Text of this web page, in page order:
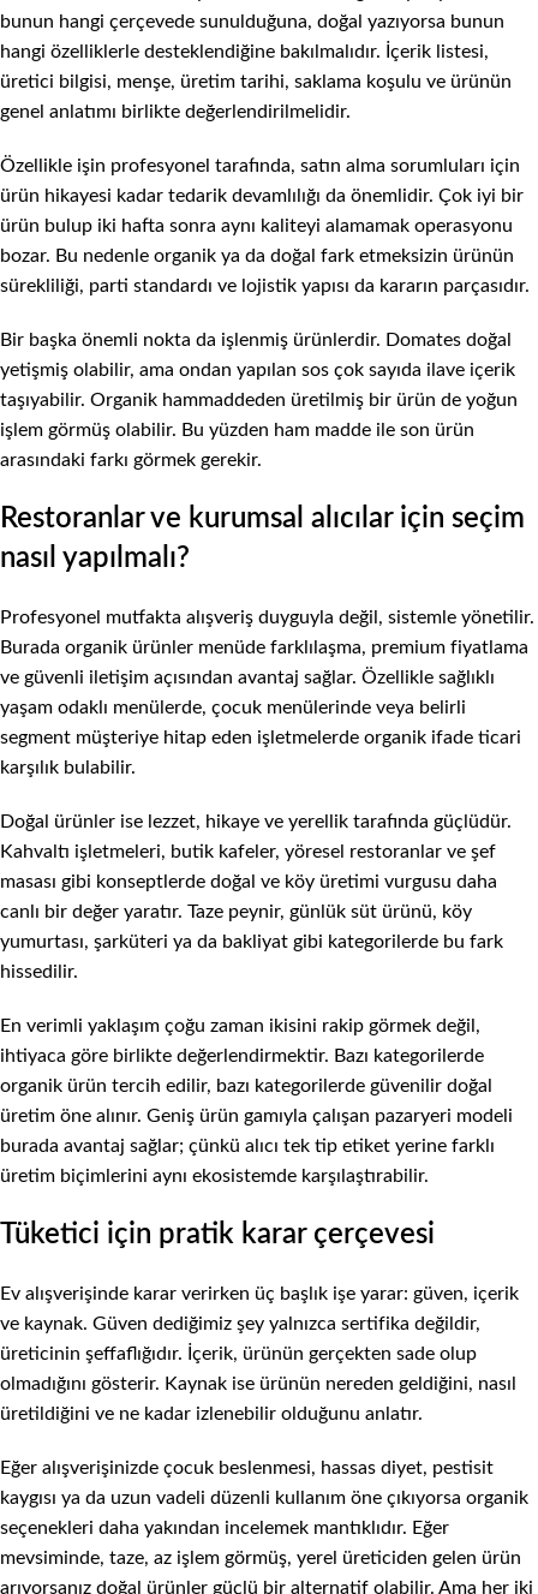
bunun hangi çerçevede sunulduğuna, doğal yazıyorsa bunun
hangi özelliklerle desteklendiğine bakılmalıdır. İçerik listesi,
üretici bilgisi, menşe, üretim tarihi, saklama koşulu ve ürünün
genel anlatımı birlikte değerlendirilmelidir.
Özellikle işin profesyonel tarafında, satın alma sorumluları için
ürün hikayesi kadar tedarik devamlılığı da önemlidir. Çok iyi bir
ürün bulup iki hafta sonra aynı kaliteyi alamamak operasyonu
bozar. Bu nedenle organik ya da doğal fark etmeksizin ürünün
sürekliliği, parti standardı ve lojistik yapısı da kararın parçasıdır.
Bir başka önemli nokta da işlenmiş ürünlerdir. Domates doğal
yetişmiş olabilir, ama ondan yapılan sos çok sayıda ilave içerik
taşıyabilir. Organik hammaddeden üretilmiş bir ürün de yoğun
işlem görmüş olabilir. Bu yüzden ham madde ile son ürün
arasındaki farkı görmek gerekir.
Restoranlar ve kurumsal alıcılar için seçim
nasıl yapılmalı?
Profesyonel mutfakta alışveriş duyguyla değil, sistemle yönetilir.
Burada organik ürünler menüde farklılaşma, premium fiyatlama
ve güvenli iletişim açısından avantaj sağlar. Özellikle sağlıklı
yaşam odaklı menülerde, çocuk menülerinde veya belirli
segment müşteriye hitap eden işletmelerde organik ifade ticari
karşılık bulabilir.
Doğal ürünler ise lezzet, hikaye ve yerellik tarafında güçlüdür.
Kahvaltı işletmeleri, butik kafeler, yöresel restoranlar ve şef
masası gibi konseptlerde doğal ve köy üretimi vurgusu daha
canlı bir değer yaratır. Taze peynir, günlük süt ürünü, köy
yumurtası, şarküteri ya da bakliyat gibi kategorilerde bu fark
hissedilir.
En verimli yaklaşım çoğu zaman ikisini rakip görmek değil,
ihtiyaca göre birlikte değerlendirmektir. Bazı kategorilerde
organik ürün tercih edilir, bazı kategorilerde güvenilir doğal
üretim öne alınır. Geniş ürün gamıyla çalışan pazaryeri modeli
burada avantaj sağlar; çünkü alıcı tek tip etiket yerine farklı
üretim biçimlerini aynı ekosistemde karşılaştırabilir.
Tüketici için pratik karar çerçevesi
Ev alışverişinde karar verirken üç başlık işe yarar: güven, içerik
ve kaynak. Güven dediğimiz şey yalnızca sertifika değildir,
üreticinin şeffaflığıdır. İçerik, ürünün gerçekten sade olup
olmadığını gösterir. Kaynak ise ürünün nereden geldiğini, nasıl
üretildiğini ve ne kadar izlenebilir olduğunu anlatır.
Eğer alışverişinizde çocuk beslenmesi, hassas diyet, pestisit
kaygısı ya da uzun vadeli düzenli kullanım öne çıkıyorsa organik
seçenekleri daha yakından incelemek mantıklıdır. Eğer
mevsiminde, taze, az işlem görmüş, yerel üreticiden gelen ürün
arıyorsanız doğal ürünler güçlü bir alternatif olabilir. Ama her iki